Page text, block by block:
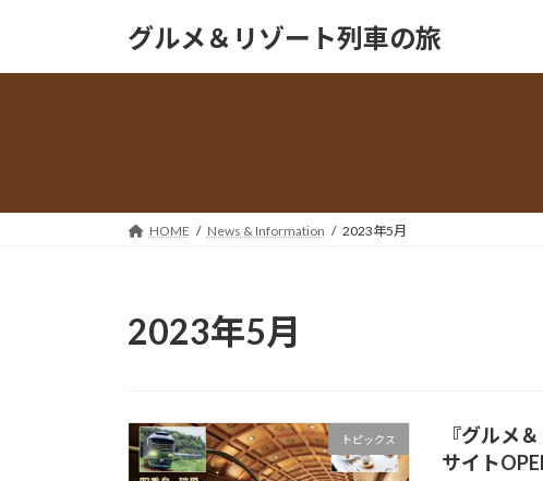
グルメ＆リゾート列車の旅
HOME News & Information 2023年5月
2023年5月
トピックス
『グルメ
サイト